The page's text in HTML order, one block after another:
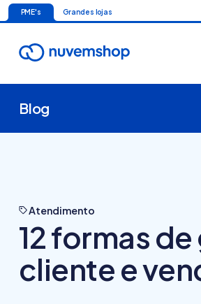
PME's Grandes lojas
Blog
Atendimento
12 formas
cliente e